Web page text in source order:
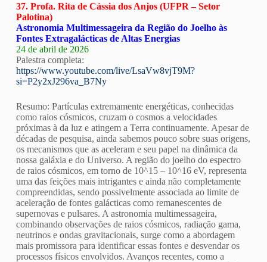
37. Profa. Rita de Cássia dos Anjos (UFPR – Setor
Palotina)
Astronomia Multimessageira da Região do Joelho às
Fontes Extragalácticas de Altas Energias
24 de abril de 2026
Palestra completa:
https://www.youtube.com/live/LsaVw8vjT9M?
si=P2y2xJ296va_B7Ny
Resumo: Partículas extremamente energéticas, conhecidas
como raios cósmicos, cruzam o cosmos a velocidades
próximas à da luz e atingem a Terra continuamente. Apesar de
décadas de pesquisa, ainda sabemos pouco sobre suas origens,
os mecanismos que as aceleram e seu papel na dinâmica da
nossa galáxia e do Universo. A região do joelho do espectro
de raios cósmicos, em torno de 10^15 – 10^16 eV, representa
uma das feições mais intrigantes e ainda não completamente
compreendidas, sendo possivelmente associada ao limite de
aceleração de fontes galácticas como remanescentes de
supernovas e pulsares. A astronomia multimessageira,
combinando observações de raios cósmicos, radiação gama,
neutrinos e ondas gravitacionais, surge como a abordagem
mais promissora para identificar essas fontes e desvendar os
processos físicos envolvidos. Avanços recentes, como a